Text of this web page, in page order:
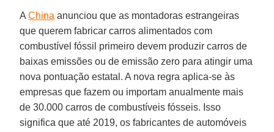
AChina anunciou que as montadoras estrangeiras
que querem fabricar carros alimentados com
combustível fóssil primeiro devem produzir carros de
baixas emissões ou de emissão zero para atingir uma
nova pontuação estatal. A nova regra aplica-se às
empresas que fazem ou importam anualmente mais
de 30.000 carros de combustíveis fósseis. Isso
significa que até 2019, os fabricantes de automóveis